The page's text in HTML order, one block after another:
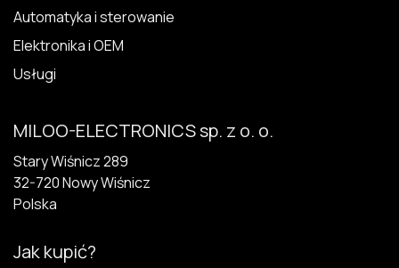
Automatyka i sterowanie
Elektronika i OEM
Usługi
MILOO-ELECTRONICS sp. z o. o.
Stary Wiśnicz 289
32-720 N​owy Wiśnicz
Polska
Jak kupić?